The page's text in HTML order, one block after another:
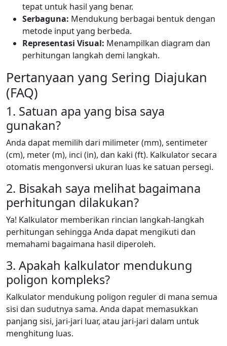
tepat untuk hasil yang benar.
Serbaguna: Mendukung berbagai bentuk dengan
metode input yang berbeda.
Representasi Visual: Menampilkan diagram dan
perhitungan langkah demi langkah.
Pertanyaan yang Sering Diajukan
(FAQ)
1. Satuan apa yang bisa saya
gunakan?
Anda dapat memilih dari milimeter (mm), sentimeter
(cm), meter (m), inci (in), dan kaki (ft). Kalkulator secara
otomatis mengonversi ukuran luas ke satuan persegi.
2. Bisakah saya melihat bagaimana
perhitungan dilakukan?
Ya! Kalkulator memberikan rincian langkah-langkah
perhitungan sehingga Anda dapat mengikuti dan
memahami bagaimana hasil diperoleh.
3. Apakah kalkulator mendukung
poligon kompleks?
Kalkulator mendukung poligon reguler di mana semua
sisi dan sudutnya sama. Anda dapat memasukkan
panjang sisi, jari-jari luar, atau jari-jari dalam untuk
menghitung luas.